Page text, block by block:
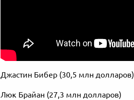
Джастин Бибер (30,5 млн долларов)
Люк Брайан (27,3 млн долларов)